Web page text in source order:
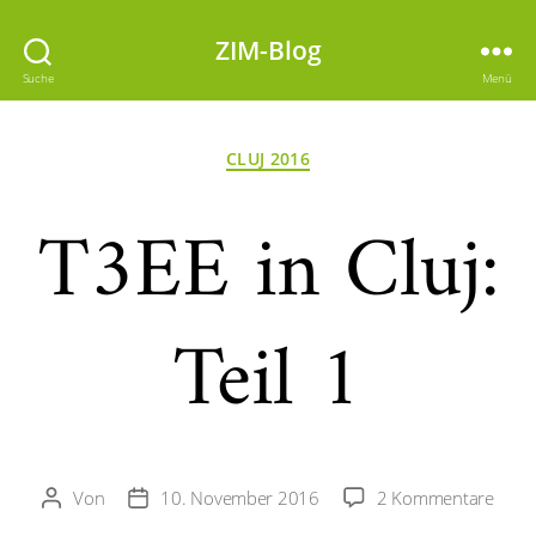
Suche
ZIM-Blog
Menü
Kategorien
CLUJ 2016
T3EE in Cluj:
Teil 1
Beitragsautor
Von Veröffentlichungsdatum
10. November 2016 2 Kommentarezu